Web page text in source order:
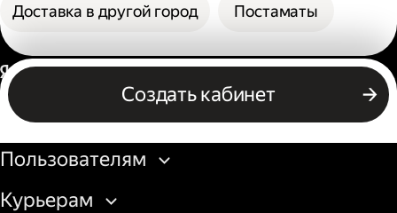
Доставка в другой город Постаматы
Создать кабинет
Россия
Бизнесу
Пользователям
Курьерам